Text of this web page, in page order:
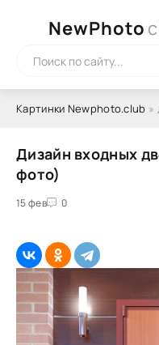
NewPhoto
Картинки Newphoto.club »
Дизайн входных
фото)
15 фев 0